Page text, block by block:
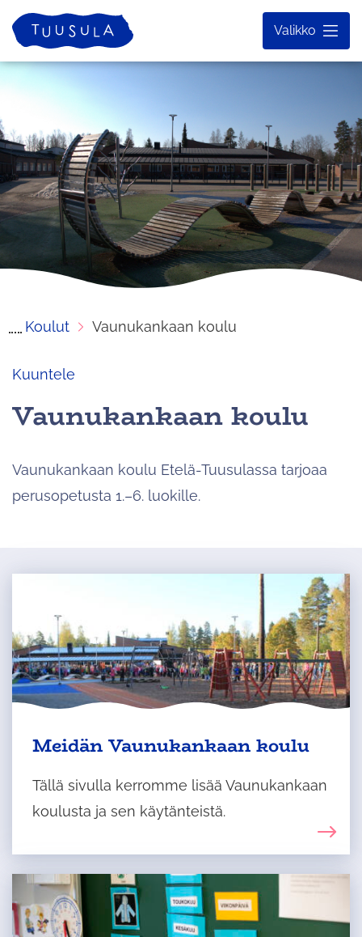
Siirry
sisältöön
Etusivu
Valikko
Koulut Vaunukankaan koulu
Kuuntele
Vaunukankaan koulu
Vaunukankaan koulu Etelä-Tuusulassa tarjoaa
perusopetusta 1.–6. luokille.
Meidän Vaunukankaan koulu
Tällä sivulla kerromme lisää Vaunukankaan
koulusta ja sen käytänteistä.